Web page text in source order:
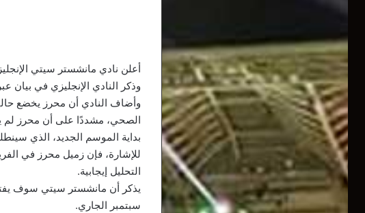
أعلن نادي مانشستر سيتي
وذكر النادي الإنجليزي في بيان
وأضاف النادي أن محرز يخضع
الصحي، مشددًا على أن محرز لم
بداية الموسم الجديد، الذي
للإشارة، فإن زميل محرز في
التحليل إيجابية.
سبتمبر الجاري.